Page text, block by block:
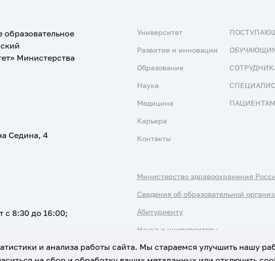
Министерства
Седина, 4
с 8:30 до 16:00;
Университет
Развитие и инновации
Образование
Наука
Медицина
Карьера
Контакты
ПАЦИЕНТАМ
Министерство здравоохранения
Сведения об образовательной
Абитуриенту
Наука и университеты
и анализа работы сайта. Мы стараемся улучшить нашу